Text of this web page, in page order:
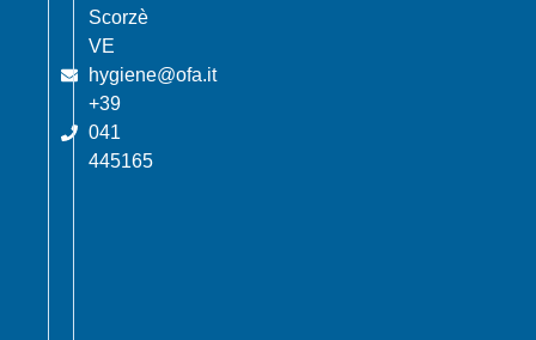
Scorzè
VE
hygiene@ofa.it
+39
041
445165